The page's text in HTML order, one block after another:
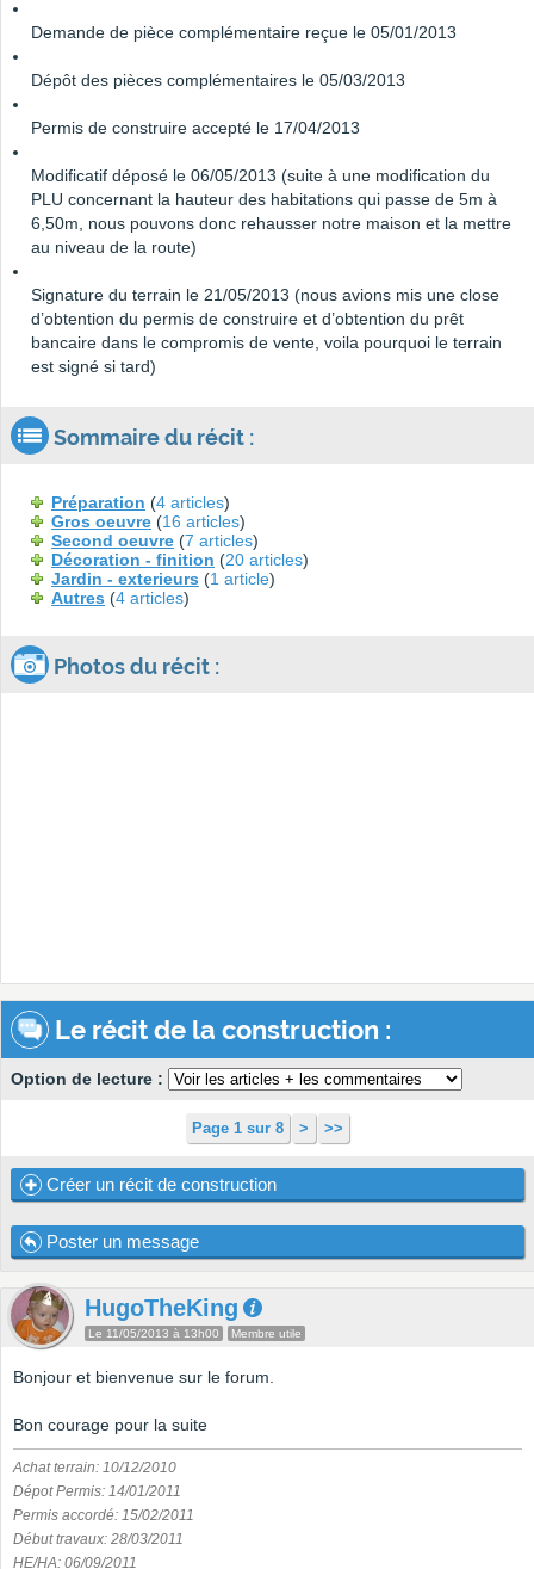
Demande de pièce complémentaire reçue le 05/01/2013
Dépôt des pièces complémentaires le 05/03/2013
Permis de construire accepté le 17/04/2013
Modificatif déposé le 06/05/2013 (suite à une modification du
PLU concernant la hauteur des habitations qui passe de 5m à
6,50m, nous pouvons donc rehausser notre maison et la mettre
au niveau de la route)
Signature du terrain le 21/05/2013 (nous avions mis une close
d’obtention du permis de construire et d’obtention du prêt
bancaire dans le compromis de vente, voila pourquoi le terrain
est signé si tard)
Sommaire du récit :
Préparation (4 articles)
Gros oeuvre (16 articles)
Second oeuvre (7 articles)
Décoration - finition (20 articles)
Jardin - exterieurs (1 article)
Autres (4 articles)
Photos du récit :
Le récit de la construction :
Option de lecture :
Page 1 sur 8 > >>
Créer un récit de construction
Poster un message
HugoTheKing
Le 11/05/2013 à 13h00 Membre utile
Bonjour et bienvenue sur le forum.
Bon courage pour la suite
Achat terrain: 10/12/2010
Dépot Permis: 14/01/2011
Permis accordé: 15/02/2011
Début travaux: 28/03/2011
HE/HA: 06/09/2011